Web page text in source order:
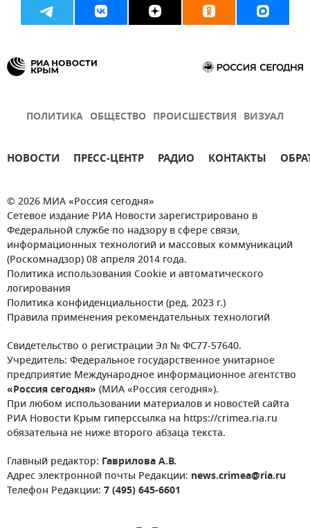
ПОЛИТИКА ОБЩЕСТВО ПРОИСШЕСТВИЯ ВИЗУАЛ
НОВОСТИ ПРЕСС-ЦЕНТР РАДИО КОНТАКТЫ
© 2026 МИА «Россия сегодня»
Сетевое издание РИА Новости зарегистрировано в
Федеральной службе по надзору в сфере связи,
информационных технологий и массовых коммуникаций
(Роскомнадзор) 08 апреля 2014 года.
Политика использования Cookie и автоматического
логирования
Политика конфиденциальности (ред. 2023 г.)
Правила применения рекомендательных технологий
Свидетельство о регистрации Эл № ФС77-57640.
Учредитель: Федеральное государственное унитарное
предприятие Международное информационное агентство
«Россия сегодня» (МИА «Россия сегодня»).
При любом использовании материалов и новостей сайта
РИА Новости Крым гиперссылка на https://crimea.ria.ru
обязательна не ниже второго абзаца текста.
Главный редактор: Гаврилова А.В.
Адрес электронной почты Редакции: news.crimea@ria.ru
Телефон Редакции: 7 (495) 645-6601